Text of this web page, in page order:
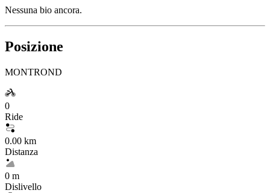
Nessuna bio ancora.
Posizione
MONTROND
0
Ride
0.00 km
Distanza
0 m
Dislivello